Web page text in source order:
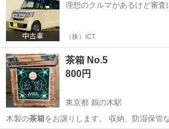
理想のクルマがあるけど審査
（株）ICT
茶箱 No.5
800円
東京都 鵜の木駅
木製の茶箱をお譲りします。 収納、防湿保管